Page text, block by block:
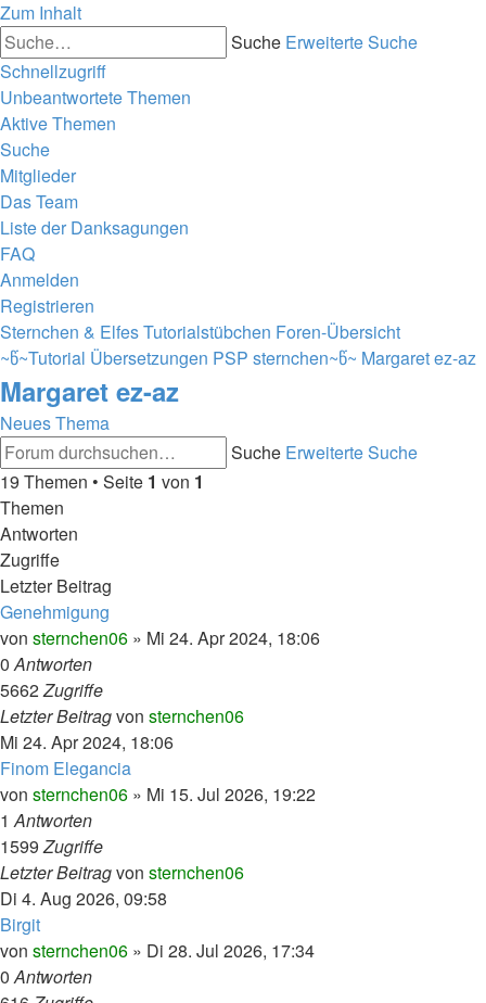
Zum Inhalt
Suche Erweiterte Suche
Schnellzugriff
Unbeantwortete Themen
Aktive Themen
Suche
Mitglieder
Das Team
Liste der Danksagungen
FAQ
Anmelden
Registrieren
Sternchen & Elfes Tutorialstübchen Foren-Übersicht
~წ~Tutorial Übersetzungen PSP sternchen~წ~ Margaret ez-az
Margaret ez-az
Neues Thema
Suche Erweiterte Suche
19 Themen • Seite 1 von 1
Themen
Antworten
Zugriffe
Letzter Beitrag
Genehmigung
von sternchen06 » Mi 24. Apr 2024, 18:06
0Antworten
5662Zugriffe
Letzter Beitragvon sternchen06
Mi 24. Apr 2024, 18:06
Finom Elegancia
von sternchen06 » Mi 15. Jul 2026, 19:22
1Antworten
1599Zugriffe
Letzter Beitragvon sternchen06
Di 4. Aug 2026, 09:58
Birgit
von sternchen06 » Di 28. Jul 2026, 17:34
0Antworten